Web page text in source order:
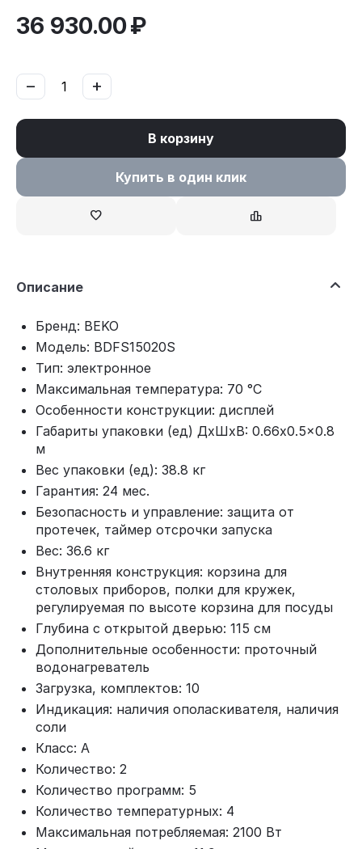
36 930.00₽
+
−
В корзину
Купить в один клик
Описание
Бренд: BEKO
Модель: BDFS15020S
Тип: электронное
Максимальная температура: 70 °С
Особенности конструкции: дисплей
Габариты упаковки (ед) ДхШхВ: 0.66x0.5x0.8
м
Вес упаковки (ед): 38.8 кг
Гарантия: 24 мес.
Безопасность и управление: защита от
протечек, таймер отсрочки запуска
Вес: 36.6 кг
Внутренняя конструкция: корзина для
столовых приборов, полки для кружек,
регулируемая по высоте корзина для посуды
Глубина с открытой дверью: 115 см
Дополнительные особенности: проточный
водонагреватель
Загрузка, комплектов: 10
Индикация: наличия ополаскивателя, наличия
соли
Класс: A
Количество: 2
Количество программ: 5
Количество температурных: 4
Максимальная потребляемая: 2100 Вт